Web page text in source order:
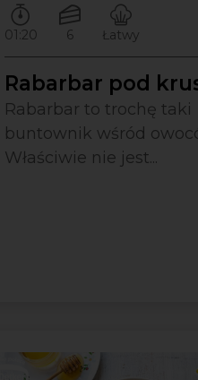
Czas przygotowywania:
01:20
Ilość porcji:
6
Poziom trudności:
Łatwy
Rabarbar pod
Rabarbar to trochę taki
buntownik wśród
Właściwie nie jest...